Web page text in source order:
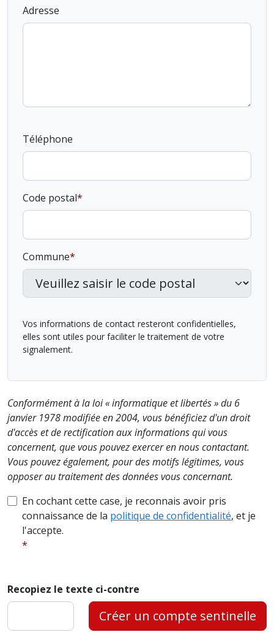
Adresse
Téléphone
Code postal
Commune
Vos informations de contact resteront confidentielles,
elles sont utiles pour faciliter le traitement de votre
signalement.
Conformément à la loi « informatique et libertés » du 6
janvier 1978 modifiée en 2004, vous bénéficiez d'un droit
d'accès et de rectification aux informations qui vous
concernent, que vous pouvez exercer en nous contactant.
Vous pouvez également, pour des motifs légitimes, vous
opposer au traitement des données vous concernant.
En cochant cette case, je reconnais avoir pris
connaissance de la politique de confidentialité, et je
l'accepte.
Recopiez le texte ci-contre
Créer un compte sentinelle